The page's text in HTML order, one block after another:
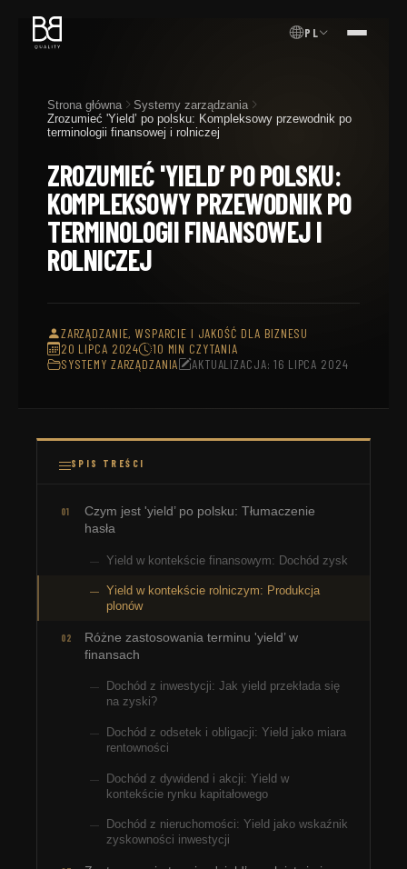
PL MENU
Strona główna
Systemy zarządzania
Zrozumieć 'Yield’ po polsku: Kompleksowy przewodnik po
terminologii finansowej i rolniczej
ZROZUMIEĆ 'YIELD’ PO POLSKU:
KOMPLEKSOWY PRZEWODNIK PO
TERMINOLOGII FINANSOWEJ I
ROLNICZEJ
ZARZĄDZANIE, WSPARCIE I JAKOŚĆ DLA BIZNESU
20 LIPCA 2024
10 MIN CZYTANIA
SYSTEMY ZARZĄDZANIA
AKTUALIZACJA: 16 LIPCA 2024
SPIS TREŚCI
Czym jest 'yield’ po polsku: Tłumaczenie
hasła
Yield w kontekście finansowym: Dochód zysk
Yield w kontekście rolniczym: Produkcja
plonów
Różne zastosowania terminu 'yield’ w
finansach
Dochód z inwestycji: Jak yield przekłada się
na zyski?
Dochód z odsetek i obligacji: Yield jako miara
rentowności
Dochód z dywidend i akcji: Yield w
kontekście rynku kapitałowego
Dochód z nieruchomości: Yield jako wskaźnik
zyskowności inwestycji